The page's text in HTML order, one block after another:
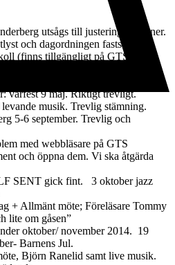
utsågs till justeringspersoner.
och dagordningen fastställdes.
(finns tillgängligt på GTS
9 maj. Riktigt trevligt.
musik. Trevlig stämning.
6 september. Trevlig och
med webbläsare på GTS
och öppna dem. Vi ska åtgärda
SENT gick fint. 3 oktober jazz
Allmänt möte; Föreläsare Tommy
lite om gåsen”
oktober/ november 2014. 19
Barnens Jul.
Björn Ranelid samt live musik.